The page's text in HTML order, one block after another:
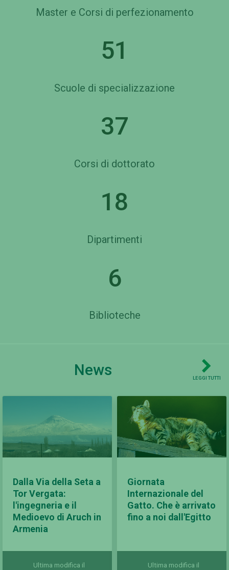
Master e Corsi di perfezionamento
51
Scuole di specializzazione
37
Corsi di dottorato
18
Dipartimenti
6
Biblioteche
News LEGGI TUTTI
Dalla Via della Seta a
Tor Vergata:
l'ingegneria e il
Medioevo di Aruch in
Armenia
Ultima modifica il
Giornata
Internazionale del
Gatto. Che è arrivato
fino a noi dall'Egitto
Ultima modifica il